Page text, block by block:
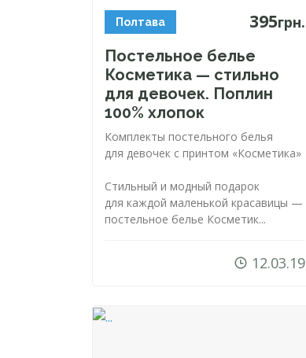
Полтава 395грн.
Постельное белье
Косметика — стильно
для девочек. Поплин
100% хлопок
Комплекты постельного белья
для девочек с принтом «Косметика»
Стильный и модный подарок
для каждой маленькой красавицы —
постельное белье Косметик...
12.03.19